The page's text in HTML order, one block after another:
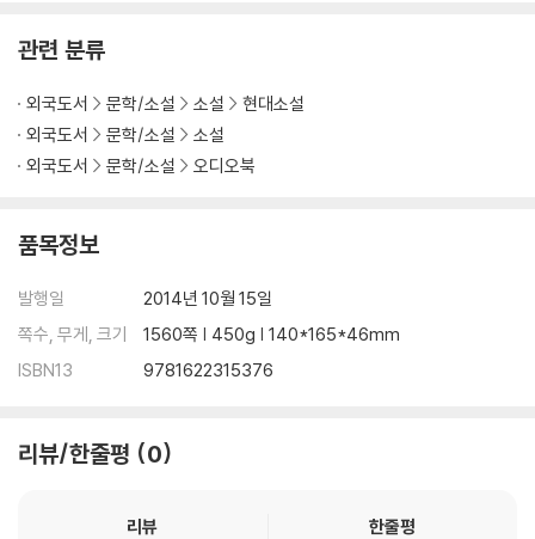
관련 분류
외국도서 문학/소설 소설
현대소설
외국도서
문학/소설
소설
외국도서
문학/소설 오디오북
품목정보
발행일
2014년 10월 15일
쪽수, 무게, 크기
1560쪽 | 450g | 140*165*46mm
ISBN13
9781622315376
리뷰/한줄평 0
리뷰
한줄평